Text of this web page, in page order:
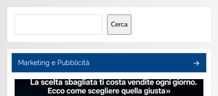
Cerca
Cerca
Marketing e Pubblicità